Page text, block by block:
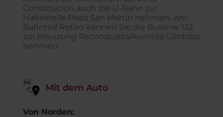
Constitución auch die U-Bahn zur
Haltestelle Plaza San Martín nehmen. Am
Bahnhof Retiro können Sie die Buslinie 132
zur Kreuzung Reconquista/Avenida Córdoba
nehmen.
Mit dem Auto
Von Norden: